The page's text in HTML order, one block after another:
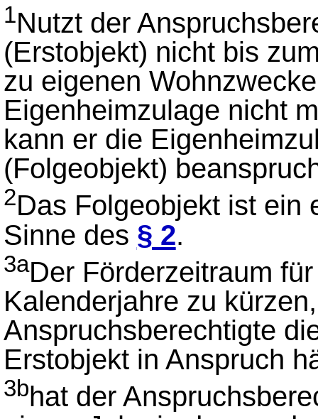
1Nutzt der
(Erstobjekt) nicht bis
zu eigenen
Eigenheimzulage nicht
kann er die
(Folgeobjekt)
2Das Folgeobjekt ist ein
Sinne des § 2.
3aDer Förderzeitraum
Kalenderjahre zu
Anspruchsberechtigte
Erstobjekt in Anspruch
3bhat der